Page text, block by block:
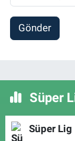
Gönder
Süper
Süper Lig